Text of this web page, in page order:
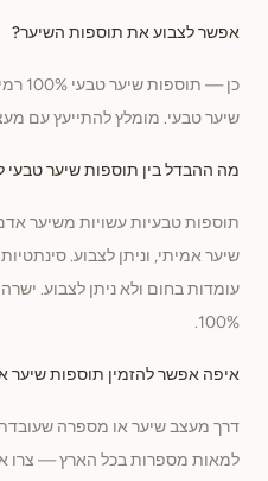
אפשר לצבוע את תוספות השיער?
כן —
שיער טבעי. מומלץ להתייעץ עם
מה ההבדל בין תוספות שיער טבעי
תוספות טבעיות עשויות משיער
שיער אמיתי, וניתן לצבוע.
עומדות בחום ולא ניתן לצבוע.
100%.
איפה אפשר להזמין תוספות שיער
דרך מעצב שיער או מספרה
למאות מספרות בכל הארץ — צרו